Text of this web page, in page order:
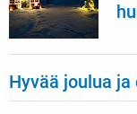
Hyvää joulua